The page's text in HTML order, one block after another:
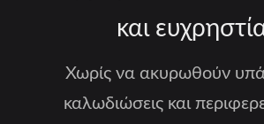
και
Χωρίς να ακυρωθούν
καλωδιώσεις και